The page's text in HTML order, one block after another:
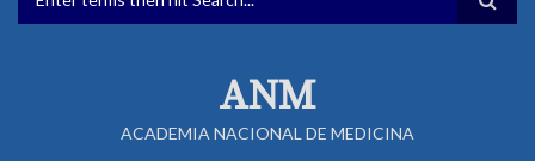
FORMULARIO DE BÚSQUEDA
ANM
ACADEMIA NACIONAL DE MEDICINA